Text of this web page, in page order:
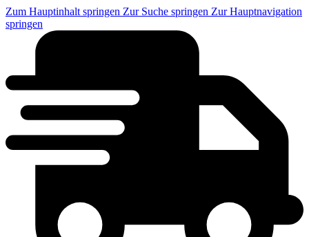
Zum Hauptinhalt springen Zur Suche springen Zur Hauptnavigation
springen